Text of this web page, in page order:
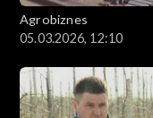
Agrobiznes
05.03.2026, 12:10